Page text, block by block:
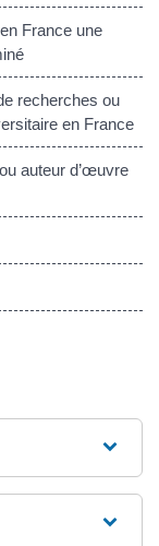
France une
recherches ou
en France
auteur d’œuvre